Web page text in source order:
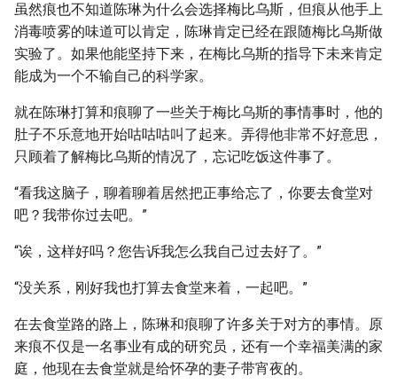
虽然痕也不知道陈琳为什么会选择梅比乌斯，但痕从他手上
消毒喷雾的味道可以肯定，陈琳肯定已经在跟随梅比乌斯做
实验了。如果他能坚持下来，在梅比乌斯的指导下未来肯定
能成为一个不输自己的科学家。
就在陈琳打算和痕聊了一些关于梅比乌斯的事情事时，他的
肚子不乐意地开始咕咕咕叫了起来。弄得他非常不好意思，
只顾着了解梅比乌斯的情况了，忘记吃饭这件事了。
“看我这脑子，聊着聊着居然把正事给忘了，你要去食堂对
吧？我带你过去吧。”
“诶，这样好吗？您告诉我怎么我自己过去好了。”
“没关系，刚好我也打算去食堂来着，一起吧。”
在去食堂路的路上，陈琳和痕聊了许多关于对方的事情。原
来痕不仅是一名事业有成的研究员，还有一个幸福美满的家
庭，他现在去食堂就是给怀孕的妻子带宵夜的。